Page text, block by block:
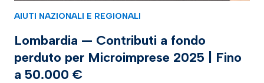
AIUTI NAZIONALI E REGIONALI
Lombardia — Contributi a fondo
perduto per Microimprese 2025 | Fino
a 50.000 €